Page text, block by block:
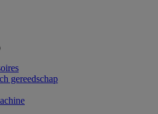
gereedschap